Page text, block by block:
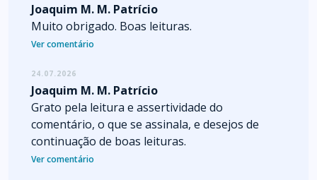
Joaquim M. M. Patrício
Muito obrigado. Boas leituras.
Ver comentário
24.07.2026
Joaquim M. M. Patrício
Grato pela leitura e assertividade do
comentário, o que se assinala, e desejos de
continuação de boas leituras.
Ver comentário